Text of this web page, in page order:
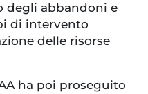
degli abbandoni e
di intervento
delle risorse
ha poi proseguito